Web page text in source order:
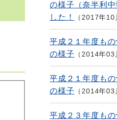
の様子（奈半利
した！
2017年10
平成２１年度も
の様子
2014年03
平成２１年度も
の様子
2014年03
平成２３年度も